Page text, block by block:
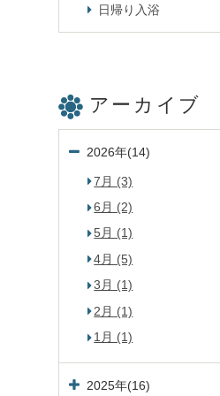
日帰り入浴
アーカイブ
2026年(14)
7月 (3)
6月 (2)
5月 (1)
4月 (5)
3月 (1)
2月 (1)
1月 (1)
2025年(16)